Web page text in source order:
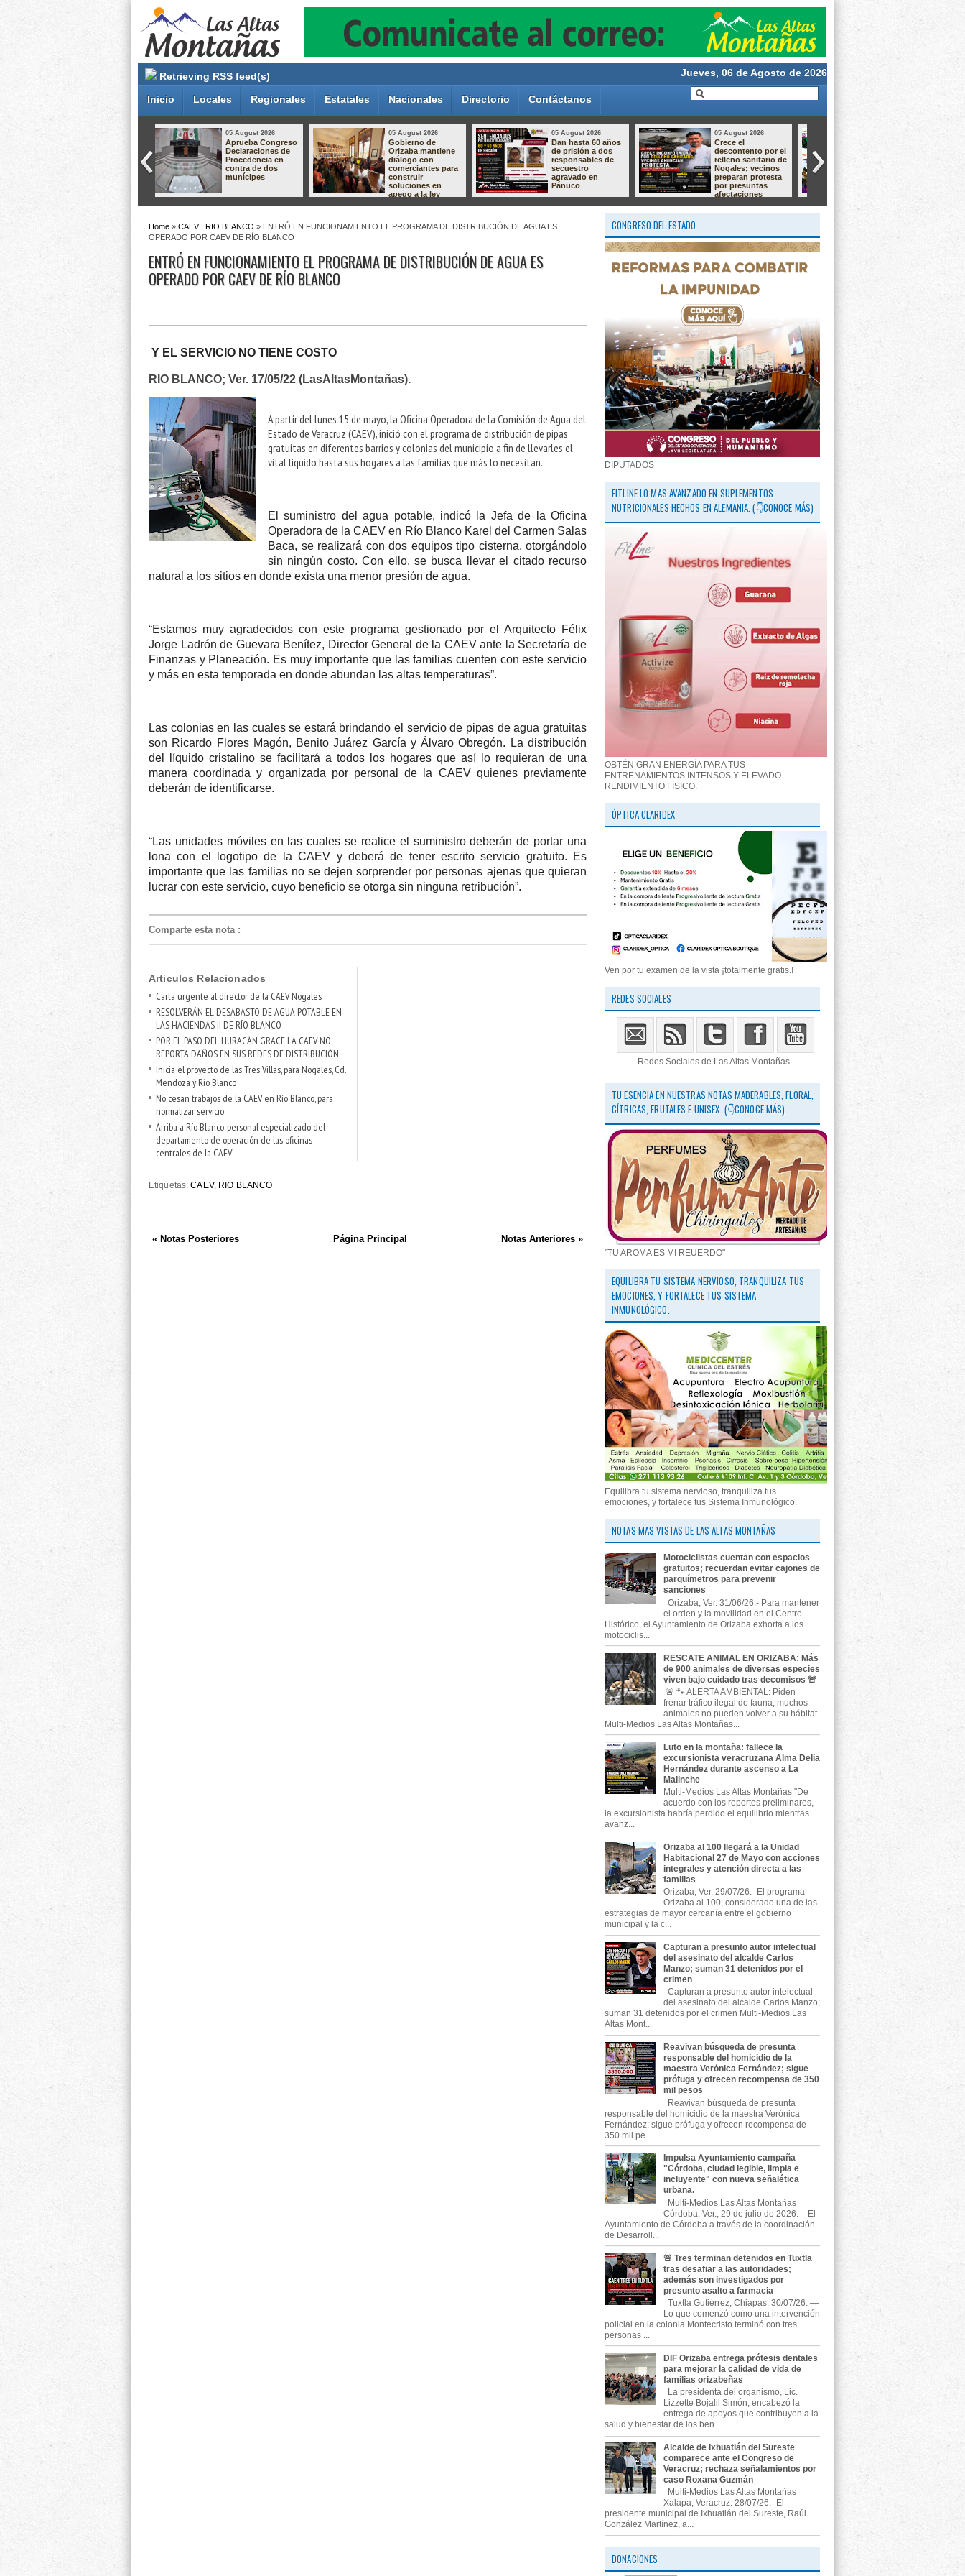
Retrieving RSS feed(s) Jueves, 06 de Agosto de 2026
Inicio Locales Regionales Estatales Nacionales Directorio Contáctanos
comerciantes para
05 August 2026
Dan hasta 60 años
de prisión a dos
responsables de
secuestro
agravado en
05 August 2026
Crece el
descontento por el
relleno sanitario de
Nogales; vecinos
preparan protesta
por presuntas
afectaciones
05 August 2026
Aprende a crear la
magia de nuestras
tradiciones!
05 August 2026
Taller de Cultivo de
Langostino –
Macrobrachium ✨
ATIENDEN UNA
DEMANDA
Home » CAEV, RIO BLANCO » ENTRÓ EN FUNCIONAMIENTO EL PROGRAMA DE DISTRIBUCIÓN DE AGUA ES
OPERADO POR CAEV DE RÍO BLANCO
ENTRÓ EN FUNCIONAMIENTO EL PROGRAMA DE DISTRIBUCIÓN DE AGUA ES
OPERADO POR CAEV DE RÍO BLANCO
Y EL SERVICIO NO TIENE COSTO
RIO BLANCO; Ver. 17/05/22 (LasAltasMontañas).
A partir del lunes 15 de mayo, la Oficina Operadora de la Comisión de Agua del
Estado de Veracruz (CAEV), inició con el programa de distribución de pipas
gratuitas en diferentes barrios y colonias del municipio a fin de llevarles el
vital líquido hasta sus hogares a las familias que más lo necesitan.
El suministro del agua potable, indicó la Jefa de la Oficina
Operadora de la CAEV en Río Blanco Karel del Carmen Salas
Baca, se realizará con dos equipos tipo cisterna, otorgándolo
sin ningún costo. Con ello, se busca llevar el citado recurso
natural a los sitios en donde exista una menor presión de agua.
“Estamos muy agradecidos con este programa gestionado por el Arquitecto Félix
Jorge Ladrón de Guevara Benítez, Director General de la CAEV ante la Secretaría de
Finanzas y Planeación. Es muy importante que las familias cuenten con este servicio
y más en esta temporada en donde abundan las altas temperaturas”.
Las colonias en las cuales se estará brindando el servicio de pipas de agua gratuitas
son Ricardo Flores Magón, Benito Juárez García y Álvaro Obregón. La distribución
del líquido cristalino se facilitará a todos los hogares que así lo requieran de una
manera coordinada y organizada por personal de la CAEV quienes previamente
deberán de identificarse.
“Las unidades móviles en las cuales se realice el suministro deberán de portar una
lona con el logotipo de la CAEV y deberá de tener escrito servicio gratuito. Es
importante que las familias no se dejen sorprender por personas ajenas que quieran
lucrar con este servicio, cuyo beneficio se otorga sin ninguna retribución”.
Comparte esta nota:
Articulos Relacionados
Carta urgente al director de la CAEV Nogales
RESOLVERÁN EL DESABASTO DE AGUA POTABLE EN
LAS HACIENDAS II DE RÍO BLANCO
POR EL PASO DEL HURACÁN GRACE LA CAEV NO
REPORTA DAÑOS EN SUS REDES DE DISTRIBUCIÓN.
Inicia el proyecto de las Tres Villas, para Nogales, Cd.
Mendoza y Río Blanco
No cesan trabajos de la CAEV en Río Blanco, para
normalizar servicio
Arriba a Río Blanco, personal especializado del
departamento de operación de las oficinas
centrales de la CAEV
Etiquetas:CAEV, RIO BLANCO
« Notas Posteriores Notas Anteriores »
Página Principal
CONGRESO DEL ESTADO
DIPUTADOS
FITLINE LO MAS AVANZADO EN SUPLEMENTOS
NUTRICIONALES HECHOS EN ALEMANIA. (👇CONOCE MÁS)
OBTÉN GRAN ENERGÍA PARA TUS
ENTRENAMIENTOS INTENSOS Y ELEVADO
RENDIMIENTO FÍSICO.
ÓPTICA CLARIDEX
Ven por tu examen de la vista ¡totalmente gratis.!
REDES SOCIALES
Redes Sociales de Las Altas Montañas
TU ESENCIA EN NUESTRAS NOTAS MADERABLES, FLORAL,
CÍTRICAS, FRUTALES E UNISEX. (👇CONOCE MÁS)
"TU AROMA ES MI REUERDO"
EQUILIBRA TU SISTEMA NERVIOSO, TRANQUILIZA TUS
EMOCIONES, Y FORTALECE TUS SISTEMA
INMUNOLÓGICO.
Equilibra tu sistema nervioso, tranquiliza tus
emociones, y fortalece tus Sistema Inmunológico.
NOTAS MAS VISTAS DE LAS ALTAS MONTAÑAS
Motociclistas cuentan con espacios
gratuitos; recuerdan evitar cajones de
parquímetros para prevenir
sanciones
Orizaba, Ver. 31/06/26.- Para mantener
el orden y la movilidad en el Centro
Histórico, el Ayuntamiento de Orizaba exhorta a los
motociclis...
RESCATE ANIMAL EN ORIZABA: Más
de 900 animales de diversas especies
viven bajo cuidado tras decomisos 🚨
🚨 🐾 ALERTA AMBIENTAL: Piden
frenar tráfico ilegal de fauna; muchos
animales no pueden volver a su hábitat
Multi-Medios Las Altas Montañas...
Luto en la montaña: fallece la
excursionista veracruzana Alma Delia
Hernández durante ascenso a La
Malinche
Multi-Medios Las Altas Montañas "De
acuerdo con los reportes preliminares,
la excursionista habría perdido el equilibrio mientras
avanz...
Orizaba al 100 llegará a la Unidad
Habitacional 27 de Mayo con acciones
integrales y atención directa a las
familias
Orizaba, Ver. 29/07/26.- El programa
Orizaba al 100, considerado una de las
estrategias de mayor cercanía entre el gobierno
municipal y la c...
Capturan a presunto autor intelectual
del asesinato del alcalde Carlos
Manzo; suman 31 detenidos por el
crimen
Capturan a presunto autor intelectual
del asesinato del alcalde Carlos Manzo;
suman 31 detenidos por el crimen Multi-Medios Las
Altas Mont...
Reavivan búsqueda de presunta
responsable del homicidio de la
maestra Verónica Fernández; sigue
prófuga y ofrecen recompensa de 350
mil pesos
Reavivan búsqueda de presunta
responsable del homicidio de la maestra Verónica
Fernández; sigue prófuga y ofrecen recompensa de
350 mil pe...
Impulsa Ayuntamiento campaña
"Córdoba, ciudad legible, limpia e
incluyente" con nueva señalética
urbana.
Multi-Medios Las Altas Montañas
Córdoba, Ver., 29 de julio de 2026. – El
Ayuntamiento de Córdoba a través de la coordinación
de Desarroll...
🚨 Tres terminan detenidos en Tuxtla
tras desafiar a las autoridades;
además son investigados por
presunto asalto a farmacia
Tuxtla Gutiérrez, Chiapas. 30/07/26. —
Lo que comenzó como una intervención
policial en la colonia Montecristo terminó con tres
personas ...
DIF Orizaba entrega prótesis dentales
para mejorar la calidad de vida de
familias orizabeñas
La presidenta del organismo, Lic.
Lizzette Bojalil Simón, encabezó la
entrega de apoyos que contribuyen a la
salud y bienestar de los ben...
Alcalde de Ixhuatlán del Sureste
comparece ante el Congreso de
Veracruz; rechaza señalamientos por
caso Roxana Guzmán
Multi-Medios Las Altas Montañas
Xalapa, Veracruz. 28/07/26.- El
presidente municipal de Ixhuatlán del Sureste, Raúl
González Martínez, a...
DONACIONES